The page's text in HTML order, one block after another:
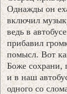
Однажды он
включил
ведь в
прибавил
помысл. Вот
Боже сохрани,
и в наш
одного со